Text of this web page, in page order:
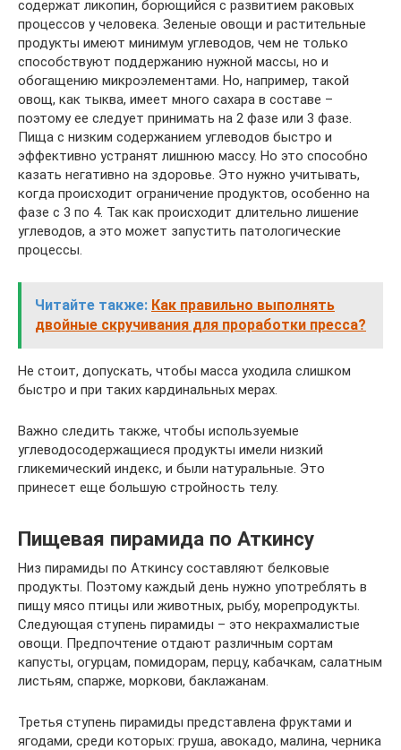
содержат ликопин, борющийся с развитием раковых
процессов у человека. Зеленые овощи и растительные
продукты имеют минимум углеводов, чем не только
способствуют поддержанию нужной массы, но и
обогащению микроэлементами. Но, например, такой
овощ, как тыква, имеет много сахара в составе –
поэтому ее следует принимать на 2 фазе или 3 фазе.
Пища с низким содержанием углеводов быстро и
эффективно устранят лишнюю массу. Но это способно
казать негативно на здоровье. Это нужно учитывать,
когда происходит ограничение продуктов, особенно на
фазе с 3 по 4. Так как происходит длительно лишение
углеводов, а это может запустить патологические
процессы.
Читайте также: Как правильно выполнять
двойные скручивания для проработки пресса?
Не стоит, допускать, чтобы масса уходила слишком
быстро и при таких кардинальных мерах.
Важно следить также, чтобы используемые
углеводосодержащиеся продукты имели низкий
гликемический индекс, и были натуральные. Это
принесет еще большую стройность телу.
Пищевая пирамида по Аткинсу
Низ пирамиды по Аткинсу составляют белковые
продукты. Поэтому каждый день нужно употреблять в
пищу мясо птицы или животных, рыбу, морепродукты.
Следующая ступень пирамиды – это некрахмалистые
овощи. Предпочтение отдают различным сортам
капусты, огурцам, помидорам, перцу, кабачкам, салатным
листьям, спарже, моркови, баклажанам.
Третья ступень пирамиды представлена фруктами и
ягодами, среди которых: груша, авокадо, малина, черника